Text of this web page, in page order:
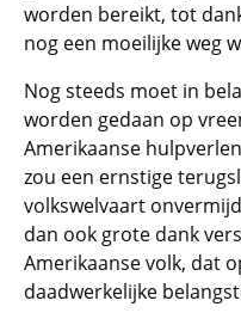
worden bereikt, tot
nog een moeilijke weg
Nog steeds moet in
worden gedaan op
Amerikaanse
zou een ernstige
volkswelvaart
dan ook grote dank
Amerikaanse volk, dat
daadwerkelijke